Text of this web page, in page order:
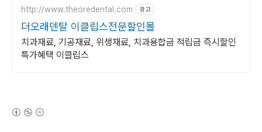
http://www.theoredental.com 광고
더오래덴탈 이클립스전문할인몰
치과재료, 기공재료, 위생재료, 치과용합금 적립금 즉시할인
특가혜택 이클립스